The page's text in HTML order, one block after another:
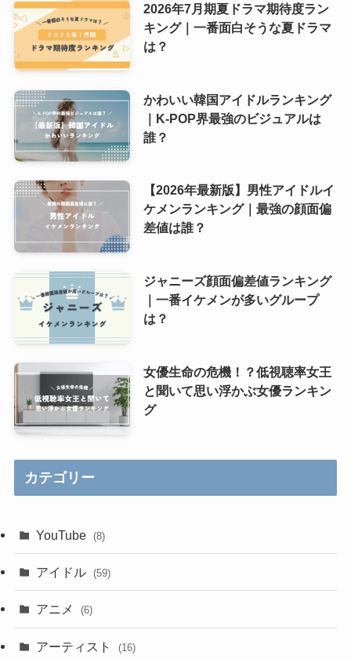
2026年7月期夏ドラマ期待度ラン
キング｜一番面白そうな夏ドラマ
は？
かわいい韓国アイドルランキング
｜K-POP界最強のビジュアルは
誰？
【2026年最新版】男性アイドルイ
ケメンランキング｜最強の顔面偏
差値は誰？
ジャニーズ顔面偏差値ランキング
｜一番イケメンが多いグループ
は？
女優生命の危機！？低視聴率女王
と聞いて思い浮かぶ女優ランキン
グ
カテゴリー
YouTube (8)
アイドル (59)
アニメ (6)
アーティスト (16)